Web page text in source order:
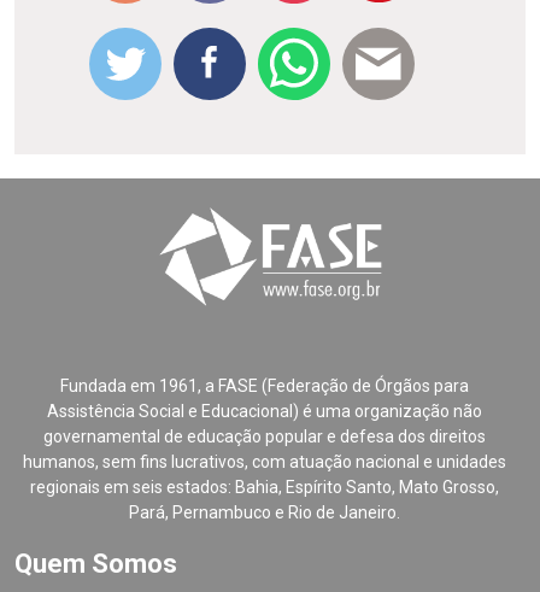
Fundada em 1961, a FASE (Federação de Órgãos para
Assistência Social e Educacional) é uma organização não
governamental de educação popular e defesa dos direitos
humanos, sem fins lucrativos, com atuação nacional e unidades
regionais em seis estados: Bahia, Espírito Santo, Mato Grosso,
Pará, Pernambuco e Rio de Janeiro.
Quem Somos